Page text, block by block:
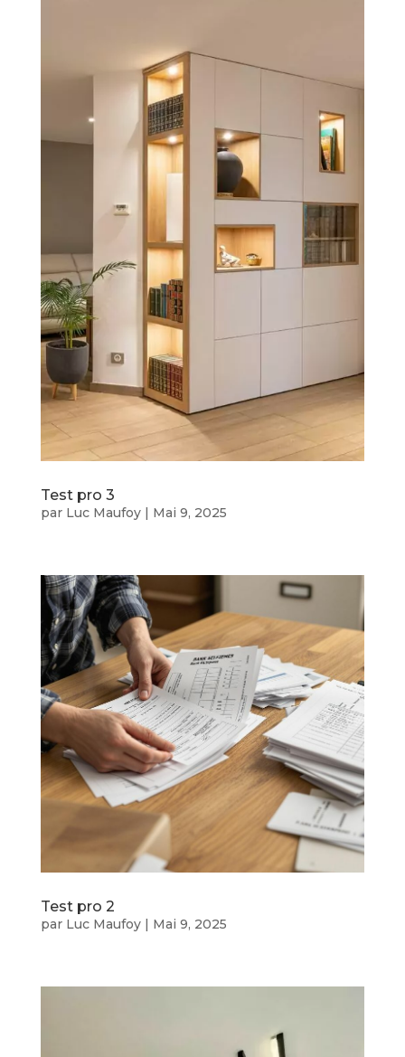
Test pro 3
par Luc Maufoy| Mai 9, 2025
Test pro 2
par Luc Maufoy| Mai 9, 2025